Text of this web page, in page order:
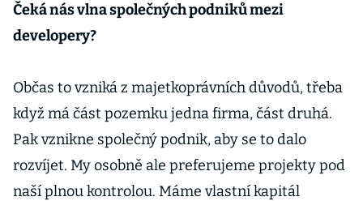
Čeká nás vlna společných podniků mezi
developery?
Občas to vzniká z majetkoprávních důvodů, třeba
když má část pozemku jedna firma, část druhá.
Pak vznikne společný podnik, aby se to dalo
rozvíjet. My osobně ale preferujeme projekty pod
naší plnou kontrolou. Máme vlastní kapitál